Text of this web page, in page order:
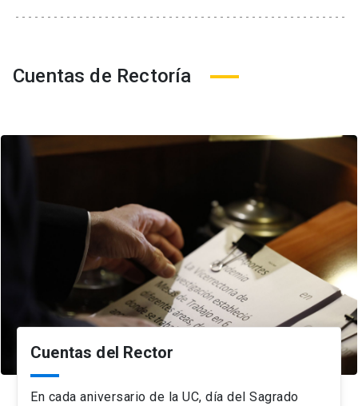
Cuentas de Rectoría
Cuentas del Rector
En cada aniversario de la UC, día del Sagrado